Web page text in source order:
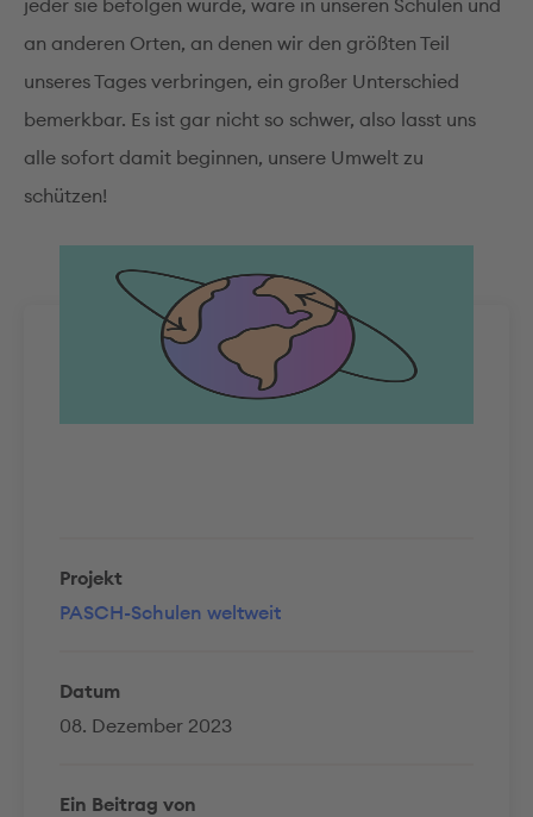
jeder sie befolgen würde, wäre in unseren Schulen und
an anderen Orten, an denen wir den größten Teil
unseres Tages verbringen, ein großer Unterschied
bemerkbar. Es ist gar nicht so schwer, also lasst uns
alle sofort damit beginnen, unsere Umwelt zu
schützen!
Projekt
PASCH-Schulen weltweit
Datum
08. Dezember 2023
Ein Beitrag von